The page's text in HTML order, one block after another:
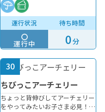
運行状況
運行中
待ち時間
0分
30
ちびっこアーチェリー
ちょっと背伸びしてアーチェリー
をやってみたいお子さま必見！念